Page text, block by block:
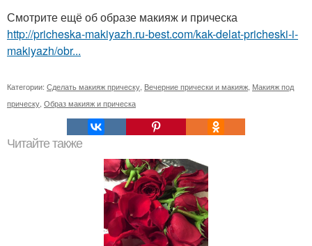
Смотрите ещё об образе макияж и прическа
http://pricheska-makiyazh.ru-best.com/kak-delat-pricheski-i-
makiyazh/obr...
Категории: Сделать макияж прическу Вечерние прически и макияж Макияж под
прическу Образ макияж и прическа
Читайте также